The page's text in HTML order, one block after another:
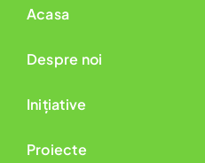
Acasa
Despre noi
Inițiative
Proiecte